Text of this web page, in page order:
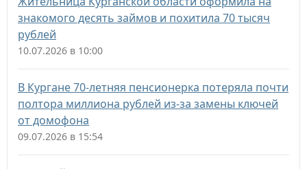
знакомого десять займов и похитила 70 тысяч
рублей
10.07.2026 в 10:00
В Кургане 70-летняя пенсионерка потеряла почти
полтора миллиона рублей из-за замены ключей
от домофона
09.07.2026 в 15:54